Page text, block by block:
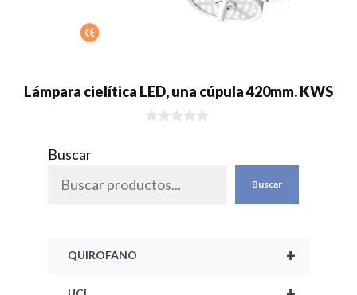
Lámpara cielítica LED, una cúpula 420mm. KWS
Buscar
Buscar
+
QUIROFANO